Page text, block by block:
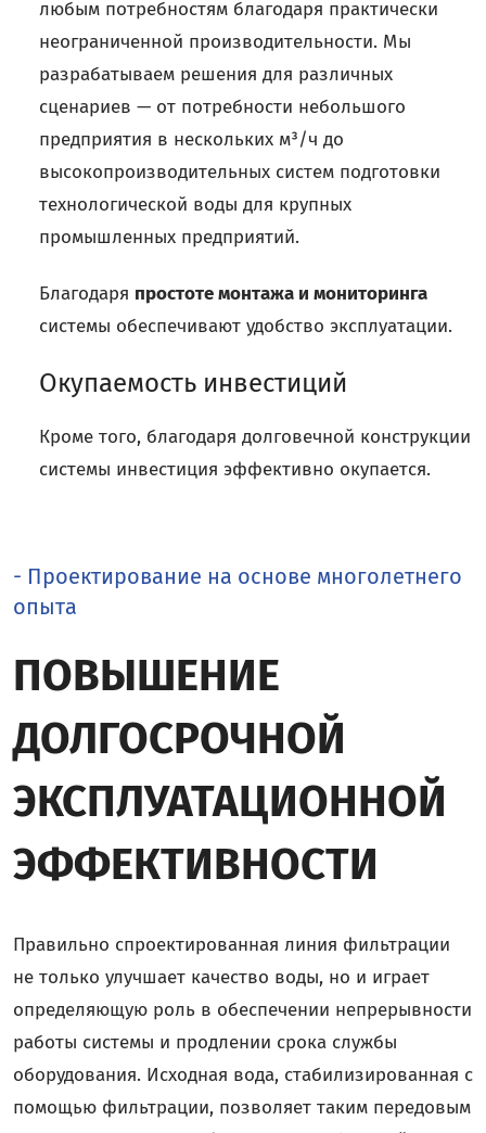
любым потребностям благодаря практически
неограниченной производительности. Мы
разрабатываем решения для различных
сценариев — от потребности небольшого
предприятия в нескольких м³/ч до
высокопроизводительных систем подготовки
технологической воды для крупных
промышленных предприятий.
Благодаря простоте монтажа и мониторинга
системы обеспечивают удобство эксплуатации.
Окупаемость инвестиций
Кроме того, благодаря долговечной конструкции
системы инвестиция эффективно окупается.
- Проектирование на основе многолетнего
опыта
ПОВЫШЕНИЕ
ДОЛГОСРОЧНОЙ
ЭКСПЛУАТАЦИОННОЙ
ЭФФЕКТИВНОСТИ
Правильно спроектированная линия фильтрации
не только улучшает качество воды, но и играет
определяющую роль в обеспечении непрерывности
работы системы и продлении срока службы
оборудования. Исходная вода, стабилизированная с
помощью фильтрации, позволяет таким передовым